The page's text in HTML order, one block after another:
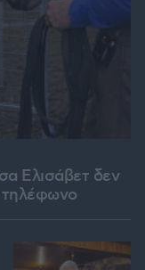
Ελισάβετ δεν
τηλέφωνο